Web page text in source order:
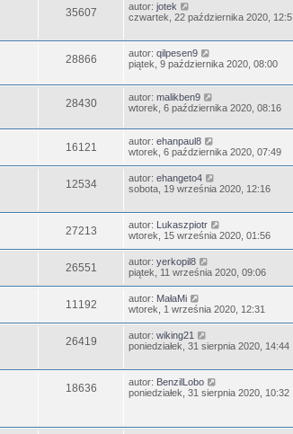
35607 autor: jotek
czwartek, 22 października 2020,
28866 autor: qilpesen9
piątek, 9 października 2020, 08:00
28430 autor: malikben9
wtorek, 6 października 2020, 08:16
16121 autor: ehanpaul8
wtorek, 6 października 2020, 07:49
12534 autor: ehangeto4
sobota, 19 września 2020, 12:16
27213 autor: Lukaszpiotr
wtorek, 15 września 2020, 01:56
26551 autor: yerkopil8
piątek, 11 września 2020, 09:06
11192 autor: MałaMi
wtorek, 1 września 2020, 12:31
26419 autor: wiking21
poniedziałek, 31 sierpnia 2020, 14:44
18636 autor: BenzilLobo
poniedziałek, 31 sierpnia 2020, 10:32